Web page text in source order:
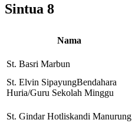
Sintua 8
Nama
St. Basri Marbun
St. Elvin SipayungBendahara
Huria/Guru Sekolah Minggu
St. Gindar Hotliskandi Manurung